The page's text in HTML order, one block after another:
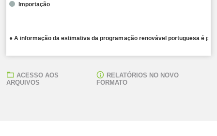
● A informação da estimativa da programação renovável portuguesa é
Importação
ACESSO AOS
ARQUIVOS
RELATÓRIOS NO NOVO
FORMATO